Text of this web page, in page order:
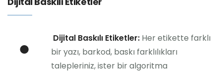
● Dijital Baskılı Etiketler: Her etikette farklı
bir yazı, barkod, baskı farklılıkları
talepleriniz, ister bir algoritma